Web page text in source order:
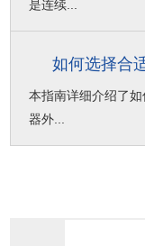
是连续...
如何选择合
本指南详细介绍了
器外...